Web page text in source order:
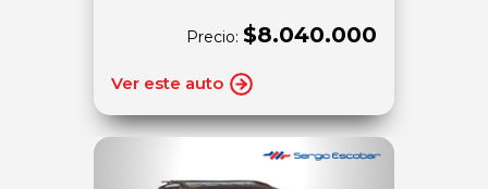
Precio: $8.040.000
Ver este auto